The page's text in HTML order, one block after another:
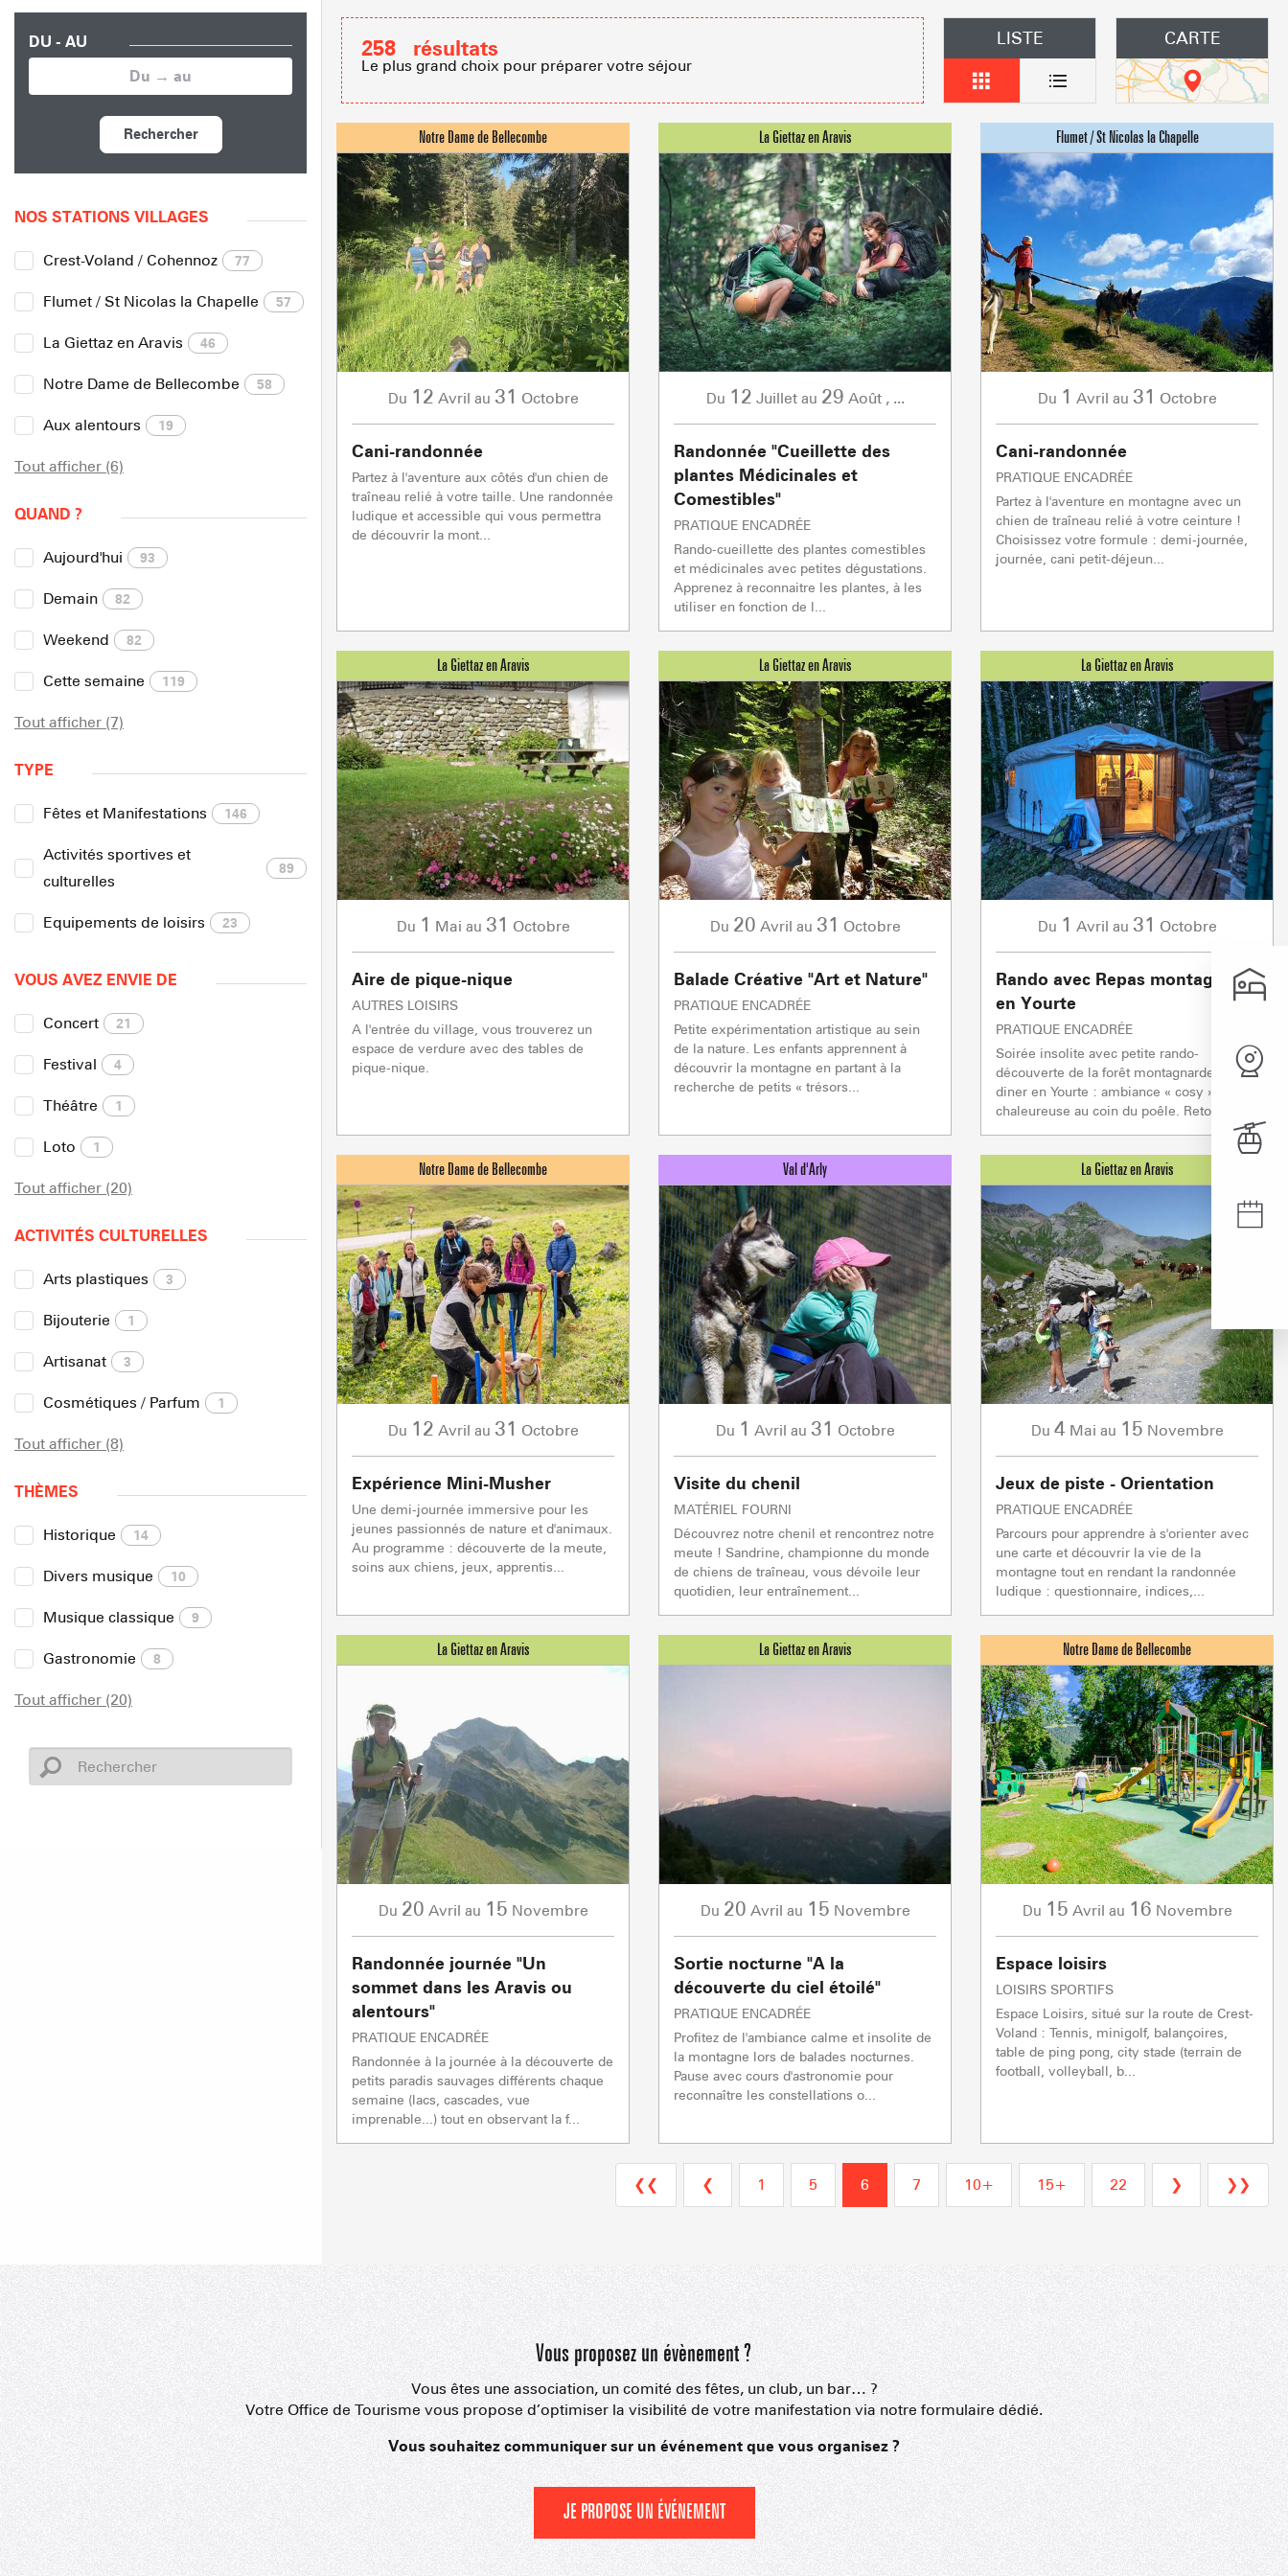
LA GIETTAZ EN ARAVIS
Atteindre les sommets
NOTRE DAME DE
Cœur de
SAVEURS D'ICI
NOS GRANDS
Proposer un événement
ACTIVITÉS & BIEN-ÊTRE BOIRE ET
PRODUCTEURS & VENTE À LA FERME VISITES &
Cabanes dans les arbres
Accueil de Groupes
Refuges et Gîtes d'étapes
Agences immobilières
Association des loueurs en meublés
COMMERCES & SERVICES SE
En live
Sommet du Torraz
- 1930m
Sommet mont
Lachat- 1650m
Flumet- 1030m
MÉTÉO
Matin
13°
Après-midi
16°
ENNEIGEMENT
Hauteur
0 CM
Qualité de la neige
Matin
15°
Après-midi
19°
Hauteur
125 CM
Qualité de la neige
Matin
12°
Après-midi
15°
Hauteur
190 CM
Qualité de la neige
DE PRINTEMPS
Matin
16°
Après-midi
26°
Hauteur
60 CM
Qualité de la neige
DE PRINTEMPS
6/8
PORTES DU MONT-BLANC Remontées
mécaniques
5/5 Remontées mécaniques
1/1 Autres
Remontées mécaniques 5/5
TC BEAUREGARD En préparation En préparation
Autres 1/1
CAISSE JAILLET(MEGEVE)
Crest Voland Cohennoz
1/1 Remontées mécaniques
Remontées mécaniques 1/1
TC de la Logère En préparation
Remontées mécaniques 0/1
TSD Mont Rond Fermée
Flumet
0/1 Remontées mécaniques
Remontées mécaniques 0/1
TS des Evettes
Mise à jour : 06 août 2026 - 17:55
DU - AU
Rechercher
NOS STATIONS VILLAGES
Crest-Voland / Cohennoz 77
Flumet / St Nicolas la Chapelle 57
La Giettaz en Aravis 46
Notre Dame de Bellecombe 58
Aux alentours 19
Tout afficher (6)
QUAND ?
Aujourd'hui 93
Demain 82
Weekend 82
Cette semaine 119
Tout afficher (7)
TYPE
Fêtes et Manifestations 146
Activités sportives et
culturelles
89
Equipements de loisirs 23
VOUS AVEZ ENVIE DE
Concert 21
Festival 4
Théâtre 1
Loto 1
Tout afficher (20)
ACTIVITÉS CULTURELLES
Arts plastiques 3
Bijouterie 1
Artisanat 3
Cosmétiques / Parfum 1
Tout afficher (8)
THÈMES
Historique 14
Divers musique 10
Musique classique 9
Gastronomie 8
Tout afficher (20)
258 résultats
Le plus grand choix pour préparer votre séjour
LISTE CARTE
Du 12 Avril au 31 Octobre
Cani-randonnée
Partez à l'aventure aux côtés d'un chien de
traîneau relié à votre taille. Une randonnée
ludique et accessible qui vous permettra
de découvrir la mont...
Du 12 Juillet au 29 Août, ...
Randonnée "Cueillette des
plantes Médicinales et
Comestibles"
PRATIQUE ENCADRÉE
Rando-cueillette des plantes comestibles
et médicinales avec petites dégustations.
Apprenez à reconnaitre les plantes, à les
utiliser en fonction de l...
Du 1 Avril au 31 Octobre
Cani-randonnée
PRATIQUE ENCADRÉE
Partez à l'aventure en montagne avec un
chien de traîneau relié à votre ceinture !
Choisissez votre formule : demi-journée,
journée, cani petit-déjeun...
Du 1 Mai au 31 Octobre
Aire de pique-nique
AUTRES LOISIRS
A l'entrée du village, vous trouverez un
espace de verdure avec des tables de
pique-nique.
Du 20 Avril au 31 Octobre
Balade Créative "Art et Nature"
PRATIQUE ENCADRÉE
Petite expérimentation artistique au sein
de la nature. Les enfants apprennent à
découvrir la montagne en partant à la
recherche de petits « trésors...
Du 1 Avril au 31 Octobre
Rando avec Repas montagnard
en Yourte
PRATIQUE ENCADRÉE
Soirée insolite avec petite rando-
découverte de la forêt montagnarde, puis
diner en Yourte : ambiance « cosy » et
chaleureuse au coin du poêle. Retour...
Du 12 Avril au 31 Octobre
Expérience Mini-Musher
Une demi-journée immersive pour les
jeunes passionnés de nature et d'animaux.
Au programme : découverte de la meute,
soins aux chiens, jeux, apprentis...
Du 1 Avril au 31 Octobre
Visite du chenil
MATÉRIEL FOURNI
Découvrez notre chenil et rencontrez notre
meute ! Sandrine, championne du monde
de chiens de traîneau, vous dévoile leur
quotidien, leur entraînement...
Du 4 Mai au 15 Novembre
Jeux de piste - Orientation
PRATIQUE ENCADRÉE
Parcours pour apprendre à s'orienter avec
une carte et découvrir la vie de la
montagne tout en rendant la randonnée
ludique : questionnaire, indices,...
Du 20 Avril au 15 Novembre
Randonnée journée "Un
sommet dans les Aravis ou
alentours"
PRATIQUE ENCADRÉE
Randonnée à la journée à la découverte de
petits paradis sauvages différents chaque
semaine (lacs, cascades, vue
imprenable...) tout en observant la f...
Du 20 Avril au 15 Novembre
Sortie nocturne "A la
découverte du ciel étoilé"
PRATIQUE ENCADRÉE
Profitez de l'ambiance calme et insolite de
la montagne lors de balades nocturnes.
Pause avec cours d'astronomie pour
reconnaître les constellations o...
Du 15 Avril au 16 Novembre
Espace loisirs
LOISIRS SPORTIFS
Espace Loisirs, situé sur la route de Crest-
Voland : Tennis, minigolf, balançoires,
table de ping pong, city stade (terrain de
football, volleyball, b...
❮❮ ❮ 1 5 6 7 10+ 15+ 22 ❯ ❯❯
Vous proposez un évènement ?
Vous êtes une association, un comité des fêtes, un club, un bar… ?
Votre Office de Tourisme vous propose d’optimiser la visibilité de votre manifestation via notre formulaire dédié.
Vous souhaitez communiquer sur un événement que vous organisez ?
JE PROPOSE UN ÉVÉNEMENT